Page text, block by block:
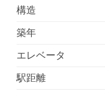
構造
築年
エレベータ
駅距離